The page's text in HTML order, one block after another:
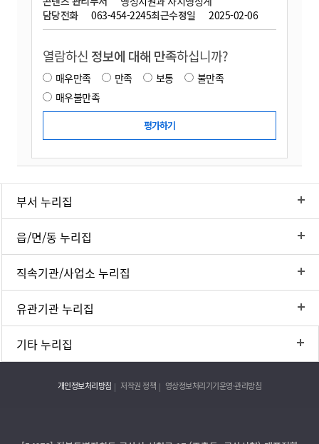
담당전화
063-454-2245최근수정일 2025-02-06
열람하신 정보에 대해 만족하십니까?
매우만족 만족 보통
불만족
매우불만족
부서 누리집
읍/면/동 누리집
직속기관/사업소 누리집
유관기관 누리집
기타 누리집
개인정보처리방침 저작권 정책 영상정보처리기기운영·관리방침